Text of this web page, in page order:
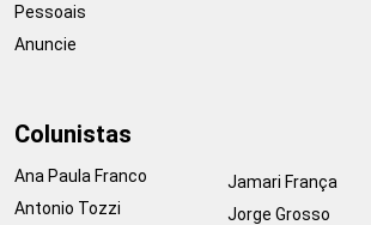
Pessoais
Anuncie
Colunistas
Ana Paula Franco
Antonio Tozzi
Jamari França
Jorge Grosso